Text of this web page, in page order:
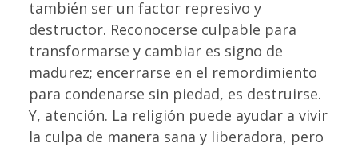
también ser un factor represivo y
destructor. Reconocerse culpable para
transformarse y cambiar es signo de
madurez; encerrarse en el remordimiento
para condenarse sin piedad, es destruirse.
Y, atención. La religión puede ayudar a vivir
la culpa de manera sana y liberadora, pero